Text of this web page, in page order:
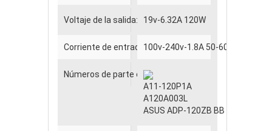
Voltaje de la salida: 19v-6.32A 120W
Corriente de entrada:100v-240v-1.8A 50-60 HZ
Números de parte compatibles
A11-120P1A
A120A003L
ASUS ADP-120ZB BB